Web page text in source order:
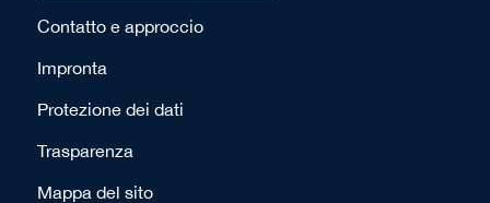
Contatto e approccio
Impronta
Protezione dei dati
Trasparenza
Mappa del sito